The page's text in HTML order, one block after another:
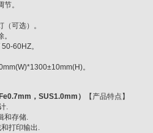
。
可选）。
60HZ。
。
，SUS1.0mm）
【产品特点】
.
和存储.
打印输出.